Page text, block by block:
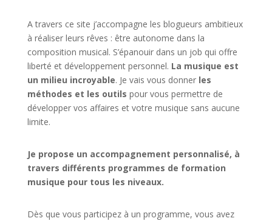
A travers ce site j’accompagne les blogueurs ambitieux
à réaliser leurs rêves : être autonome dans la
composition musical. S’épanouir dans un job qui offre
liberté et développement personnel. La musique est
un milieu incroyable. Je vais vous donner les
méthodes et les outils pour vous permettre de
développer vos affaires et votre musique sans aucune
limite.
Je propose un accompagnement personnalisé, à
travers différents programmes de formation
musique pour tous les niveaux.
Dès que vous participez à un programme, vous avez